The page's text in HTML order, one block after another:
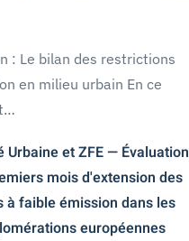
: Le bilan des restrictions
en milieu urbain En ce
Urbaine et ZFE — Évaluation
mois d'extension des
à faible émission dans les
européennes